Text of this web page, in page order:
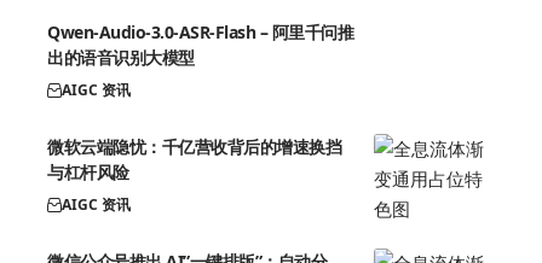
Qwen-Audio-3.0-ASR-Flash – 阿里千问推
出的语音识别大模型
AIGC 资讯
微软云端隐忧：千亿营收背后的增速换挡
与杠杆风险
AIGC 资讯